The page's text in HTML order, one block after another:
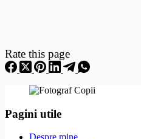
Rate this page
Pagini utile